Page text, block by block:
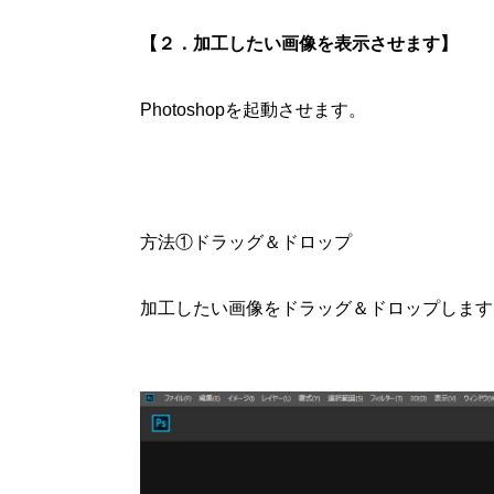
【２．加工したい画像を表示させます】
Photoshopを起動させます。
方法①ドラッグ＆ドロップ
加工したい画像をドラッグ＆ドロップしま